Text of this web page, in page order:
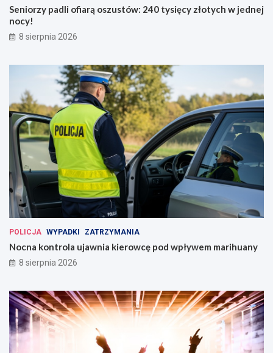
Seniorzy padli ofiarą oszustów: 240 tysięcy złotych w jednej
nocy!
8 sierpnia 2026
POLICJA WYPADKI ZATRZYMANIA
Nocna kontrola ujawnia kierowcę pod wpływem marihuany
8 sierpnia 2026